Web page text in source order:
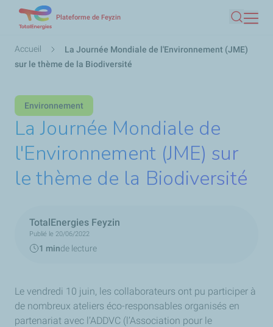
contenu
Plateforme de Feyzin
Fil
d'Ariane
Accueil
La Journée Mondiale de l'Environnement (JME)
sur le thème de la Biodiversité
Environnement
La Journée Mondiale de
l'Environnement (JME) sur
le thème de la Biodiversité
TotalEnergies Feyzin
Publié le 20/06/2022
1 minde lecture
Le vendredi 10 juin, les collaborateurs ont pu participer à
de nombreux ateliers éco-responsables organisés en
partenariat avec l’ADDVC (l’Association pour le